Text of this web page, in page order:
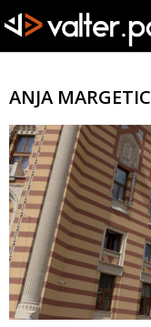
ANJA MARGETIC